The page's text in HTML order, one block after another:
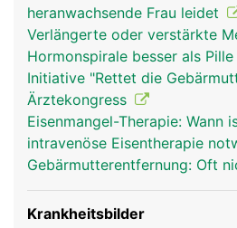
heranwachsende Frau leidet
Verlängerte oder verstärkte
Hormonspirale besser als Pille
Initiative "Rettet die
Ärztekongress
Eisenmangel-Therapie: Wann
intravenöse Eisentherapie
Gebärmutterentfernung: Oft
Krankheitsbilder